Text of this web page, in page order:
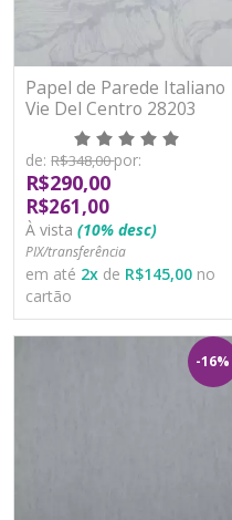
Papel de Parede Italiano
Vie Del Centro 28203
Vinílico Lavável
de: R$348,00por:
R$290,00
R$261,00
À vista (10% desc)
PIX/transferência
em até 2x de R$145,00 no
cartão
-16%